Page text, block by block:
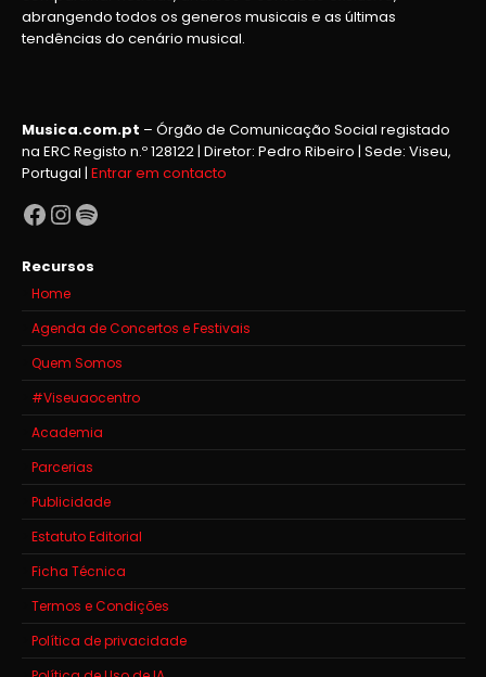
abrangendo todos os generos musicais e as últimas
tendências do cenário musical.
Musica.com.pt – Órgão de Comunicação Social registado
na ERC Registo n.º 128122 | Diretor: Pedro Ribeiro | Sede: Viseu,
Portugal | Entrar em contacto
Facebook
Instagram
Spotify
Recursos
Home
Agenda de Concertos e Festivais
Quem Somos
#Viseuaocentro
Academia
Parcerias
Publicidade
Estatuto Editorial
Ficha Técnica
Termos e Condições
Política de privacidade